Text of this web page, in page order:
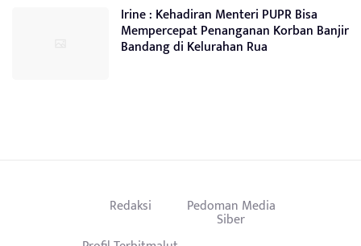
Irine : Kehadiran Menteri PUPR Bisa
Mempercepat Penanganan Korban Banjir
Bandang di Kelurahan Rua
Redaksi Pedoman Media
Siber